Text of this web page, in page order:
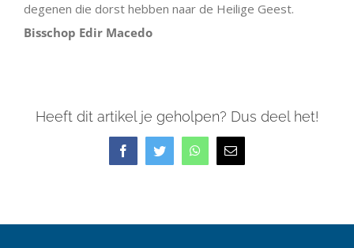
degenen die dorst hebben naar de Heilige Geest.
Bisschop Edir Macedo
Heeft dit artikel je geholpen? Dus deel het!
FacebookTwitterWhatsApp
E-
mail